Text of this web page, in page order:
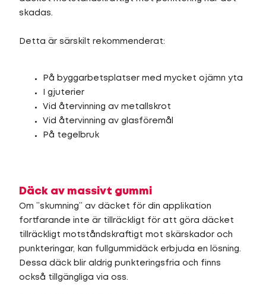
skadas.
Detta är särskilt rekommenderat:
På byggarbetsplatser med mycket ojämn yta
I gjuterier
Vid återvinning av metallskrot
Vid återvinning av glasföremål
På tegelbruk
Däck av massivt gummi
Om ”skumning” av däcket för din applikation
fortfarande inte är tillräckligt för att göra däcket
tillräckligt motståndskraftigt mot skärskador och
punkteringar, kan fullgummidäck erbjuda en lösning.
Dessa däck blir aldrig punkteringsfria och finns
också tillgängliga via oss.